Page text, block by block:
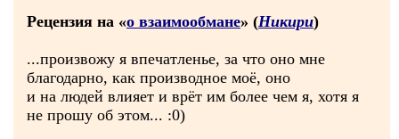
Рецензия на «о взаимообмане» (Никири)
...произвожу я впечатленье, за что оно мне
благодарно, как производное моё, оно
и на людей влияет и врёт им более чем я, хотя я
не прошу об этом... :0)